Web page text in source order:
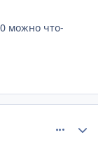
можно что-